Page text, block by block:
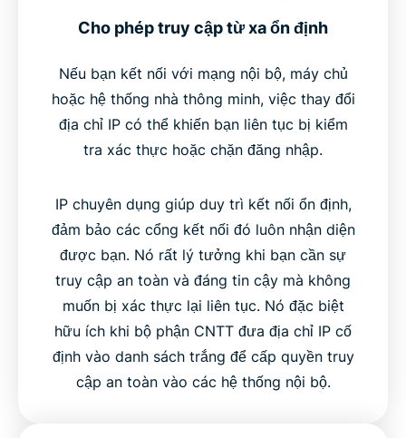
Cho phép truy cập từ xa ổn định
Nếu bạn kết nối với mạng nội bộ, máy chủ
hoặc hệ thống nhà thông minh, việc thay đổi
địa chỉ IP có thể khiến bạn liên tục bị kiểm
tra xác thực hoặc chặn đăng nhập.
IP chuyên dụng giúp duy trì kết nối ổn định,
đảm bảo các cổng kết nối đó luôn nhận diện
được bạn. Nó rất lý tưởng khi bạn cần sự
truy cập an toàn và đáng tin cậy mà không
muốn bị xác thực lại liên tục. Nó đặc biệt
hữu ích khi bộ phận CNTT đưa địa chỉ IP cố
định vào danh sách trắng để cấp quyền truy
cập an toàn vào các hệ thống nội bộ.